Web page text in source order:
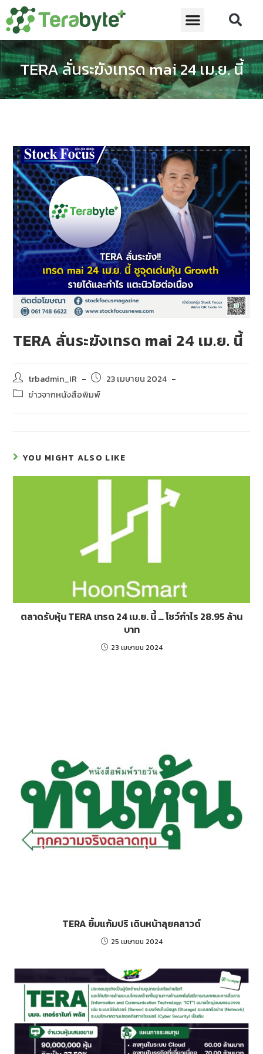
TERA ลั่นระฆังเทรด mai 24 เม.ย. นี้
TERA ลั่นระฆังเทรด mai 24 เม.ย. นี้
trbadmin_IR
23 เมษายน 2024
ข่าวจากหนังสือพิมพ์
YOU MIGHT ALSO LIKE
ตลาดรับหุ้น TERA เทรด 24 เม.ย. นี้ … โชว์กำไร 28.95 ล้าน
บาท
23 เมษายน 2024
TERA ยิ้มแก้มปริ เดินหน้าลุยคลาวด์
25 เมษายน 2024